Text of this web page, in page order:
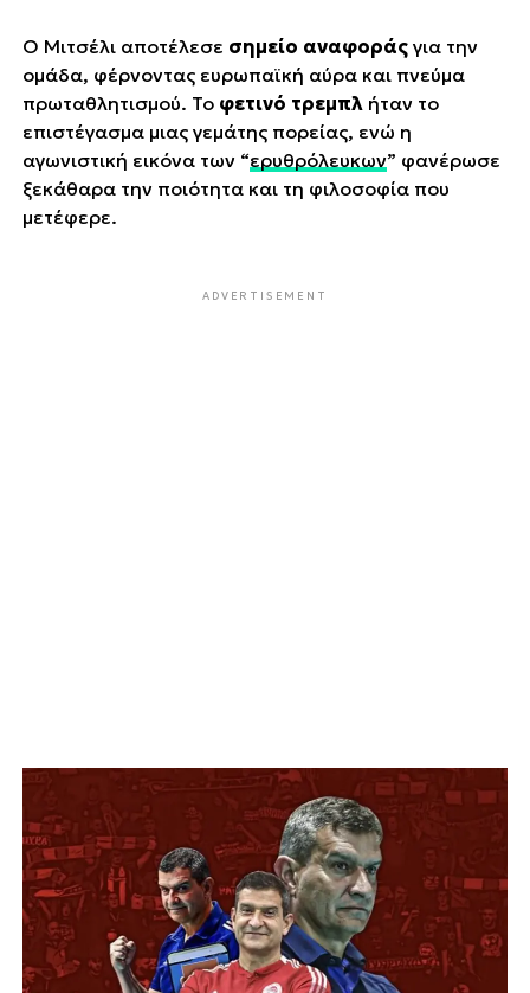
Ο Μιτσέλι αποτέλεσε σημείο αναφοράςγια την
ομάδα, φέρνοντας ευρωπαϊκή αύρα και πνεύμα
πρωταθλητισμού. Το φετινό τρεμπλ ήταν το
επιστέγασμα μιας γεμάτης πορείας, ενώ η
αγωνιστική εικόνα των “ερυθρόλευκων” φανέρωσε
ξεκάθαρα την ποιότητα και τη φιλοσοφία που
μετέφερε.
ADVERTISEMENT